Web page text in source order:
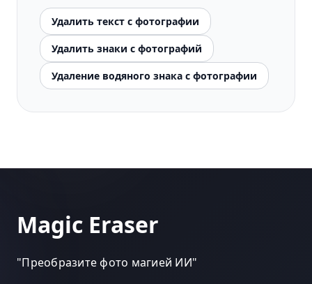
Удалить текст с фотографии
Удалить знаки с фотографий
Удаление водяного знака с фотографии
Magic Eraser
"Преобразите фото магией ИИ"